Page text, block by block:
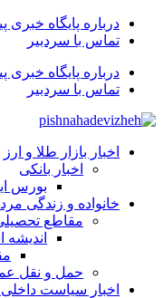
درباره پایگاه خبری
تماس با سردبیر
درباره پایگاه خبری
تماس با سردبیر
اخبار بازار طلا و ارز
اخبار بانکی
بورس
خانواده و زندگی
مقاطع
اندیشه
حمل و نقل
اخبار سیاست